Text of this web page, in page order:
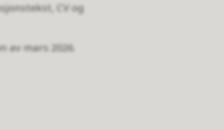
CV og
av mars 2026.